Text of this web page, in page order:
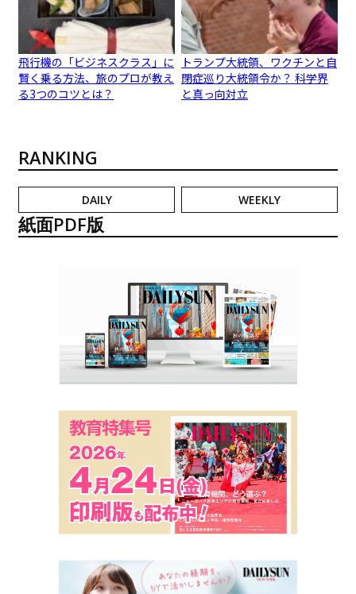
飛行機の「ビジネスクラス」に
賢く乗る方法、旅のプロが教え
る3つのコツとは？
トランプ大統領、ワクチンと自
閉症巡り大統領令か？ 科学界
と真っ向対立
RANKING
DAILY WEEKLY
紙面PDF版